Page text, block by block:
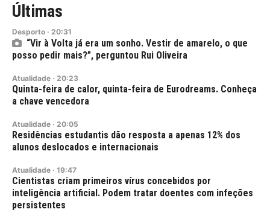
Últimas
Desporto · 20:31
“Vir à Volta já era um sonho. Vestir de amarelo, o que
posso pedir mais?”, perguntou Rui Oliveira
Atualidade · 20:23
Quinta-feira de calor, quinta-feira de Eurodreams. Conheça
a chave vencedora
Atualidade · 20:05
Residências estudantis dão resposta a apenas 12% dos
alunos deslocados e internacionais
Atualidade · 19:47
Cientistas criam primeiros vírus concebidos por
inteligência artificial. Podem tratar doentes com infeções
persistentes